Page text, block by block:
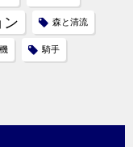
ン 森と清流
騎手